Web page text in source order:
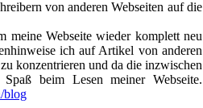
von anderen Webseiten auf die
meine Webseite wieder komplett neu
ich auf Artikel von anderen
konzentrieren und da die inzwischen
beim Lesen meiner Webseite.
blog